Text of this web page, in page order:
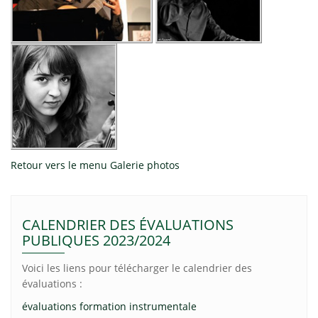
Retour vers le menu Galerie photos
CALENDRIER DES ÉVALUATIONS
PUBLIQUES 2023/2024
Voici les liens pour télécharger le calendrier des
évaluations :
évaluations formation instrumentale